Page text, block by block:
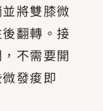
並將雙膝微
翻轉。接
不需要開
發痠即